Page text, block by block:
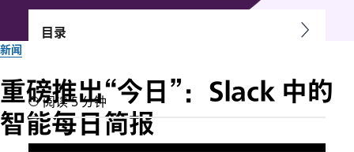
新闻
重磅推出“今日”：Slack 中的
智能每日简报
目录
阅读 5 分钟